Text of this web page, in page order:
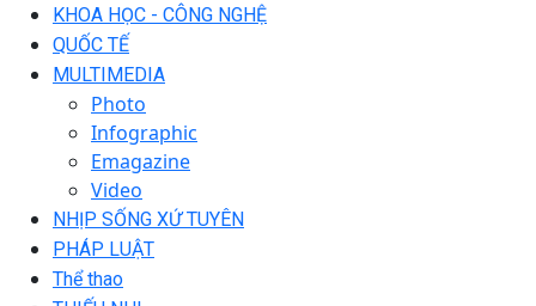
KHOA HỌC - CÔNG NGHỆ
QUỐC TẾ
MULTIMEDIA
Photo
Infographic
Emagazine
Video
NHỊP SỐNG XỨ TUYÊN
PHÁP LUẬT
Thể thao